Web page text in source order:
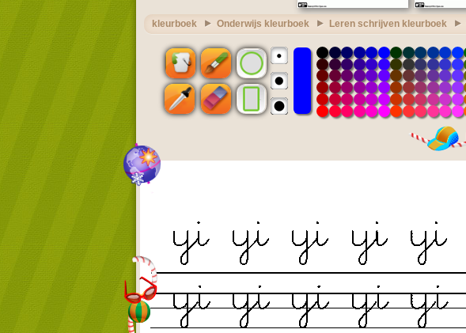
kleurboek Onderwijs kleurboek Leren schrijven kleurboek